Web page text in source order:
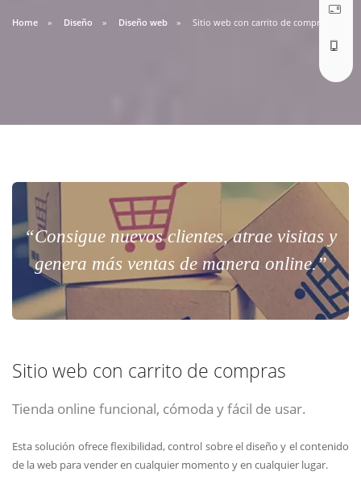
Home Diseño Diseño web Sitio web con carrito de compras
“Consigue nuevos clientes, atrae visitas y
genera más ventas de manera online.”
Sitio web con carrito de compras
Tienda online funcional, cómoda y fácil de usar.
Esta solución ofrece flexibilidad, control sobre el diseño y el contenido
de la web para vender en cualquier momento y en cualquier lugar.